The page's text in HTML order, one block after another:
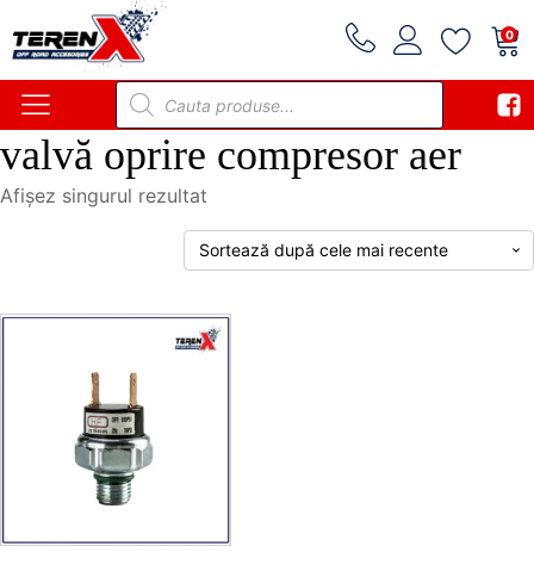
0
Products
search
valvă oprire compresor aer
Afișez singurul rezultat